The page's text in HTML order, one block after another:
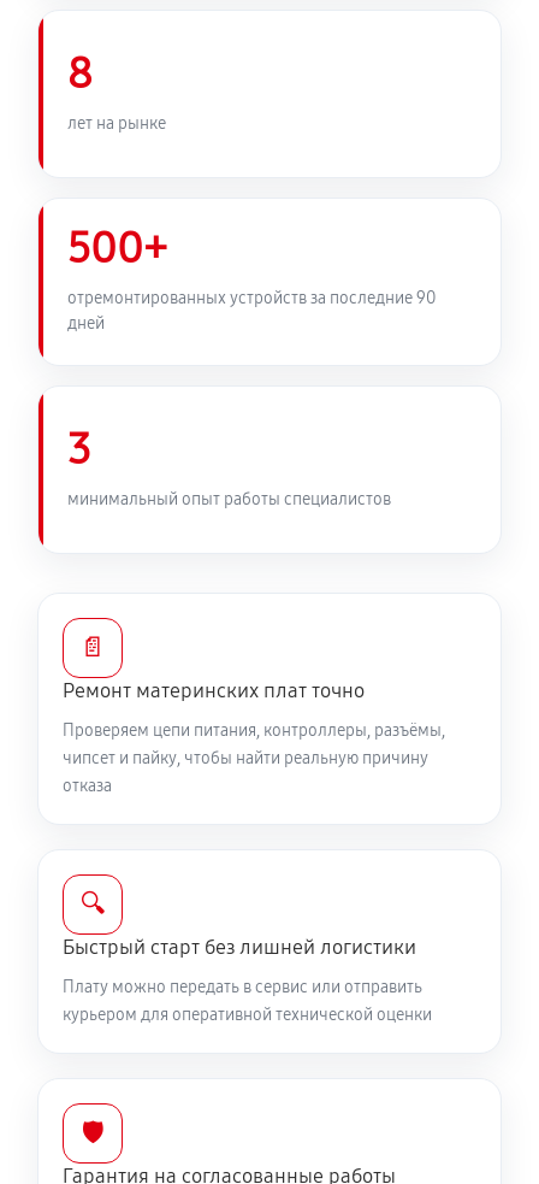
8
лет на рынке
500+
отремонтированных устройств за последние 90
дней
3
минимальный опыт работы специалистов
📄
Ремонт материнских плат точно
Проверяем цепи питания, контроллеры, разъёмы,
чипсет и пайку, чтобы найти реальную причину
отказа
🔍
Быстрый старт без лишней логистики
Плату можно передать в сервис или отправить
курьером для оперативной технической оценки
🛡️
Гарантия на согласованные работы